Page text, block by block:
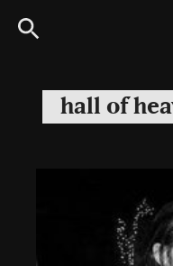
Siirry
suoraan
hall of